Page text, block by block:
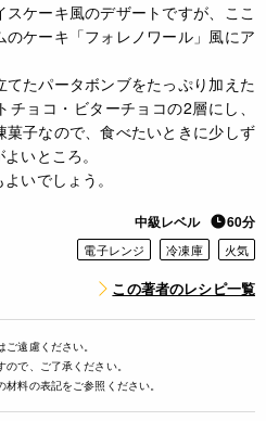
ケーキ風のデザートですが、ここ
ケーキ「フォレノワール」風にア
たパータボンブをたっぷり加えた
ョコ・ビターチョコの2層にし、
子なので、食べたいときに少しず
いところ。
いでしょう。
中級レベル 60分
電子レンジ 冷凍庫 火気
この著者のレシピ一覧
遠慮ください。
で、ご了承ください。
料の表記をご参照ください。